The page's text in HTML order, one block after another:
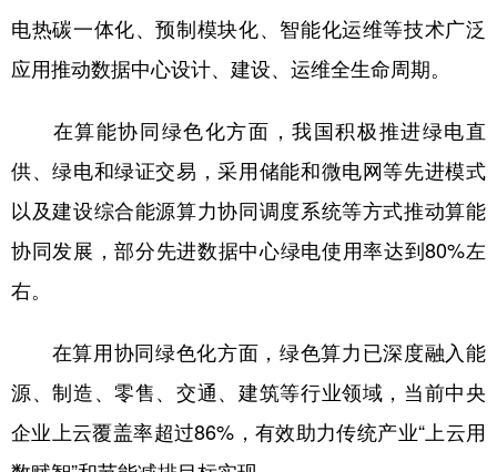
广东 广西 海南 重庆
四川 贵州 云南 西藏
陕西 甘肃 青海 宁夏
新疆 内蒙古 黑龙江
多语种频道
Русский язык 日本語 한국어
Deutsch Português
电热碳一体化、预制模块化、智能化运维等技术广泛
应用推动数据中心设计、建设、运维全生命周期。
在算能协同绿色化方面，我国积极推进绿电直
供、绿电和绿证交易，采用储能和微电网等先进模式
以及建设综合能源算力协同调度系统等方式推动算能
协同发展，部分先进数据中心绿电使用率达到80%左
右。
在算用协同绿色化方面，绿色算力已深度融入能
源、制造、零售、交通、建筑等行业领域，当前中央
企业上云覆盖率超过86%，有效助力传统产业“上云用